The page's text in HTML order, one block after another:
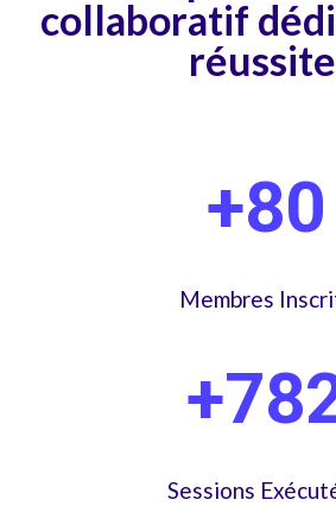
collaboratif
+80
Membres
Sessions